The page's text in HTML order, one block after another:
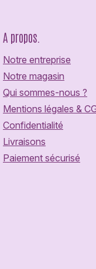
A propos.
Notre entreprise
Notre magasin
Qui sommes-nous ?
Mentions légales &
Confidentialité
Livraisons
Paiement sécurisé